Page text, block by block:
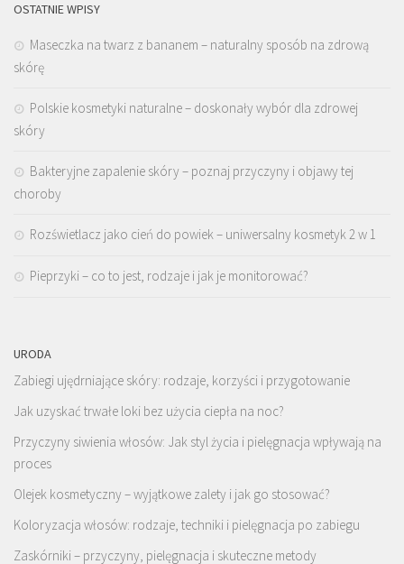
OSTATNIE WPISY
Maseczka na twarz z bananem – naturalny sposób na zdrową
skórę
Polskie kosmetyki naturalne – doskonały wybór dla zdrowej
skóry
Bakteryjne zapalenie skóry – poznaj przyczyny i objawy tej
choroby
Rozświetlacz jako cień do powiek – uniwersalny kosmetyk 2 w 1
Pieprzyki – co to jest, rodzaje i jak je monitorować?
URODA
Zabiegi ujędrniające skóry: rodzaje, korzyści i przygotowanie
Jak uzyskać trwałe loki bez użycia ciepła na noc?
Przyczyny siwienia włosów: Jak styl życia i pielęgnacja wpływają na
proces
Olejek kosmetyczny – wyjątkowe zalety i jak go stosować?
Koloryzacja włosów: rodzaje, techniki i pielęgnacja po zabiegu
Zaskórniki – przyczyny, pielęgnacja i skuteczne metody